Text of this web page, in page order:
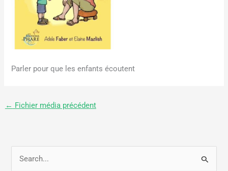
Parler pour que les enfants écoutent
← Fichier média précédent